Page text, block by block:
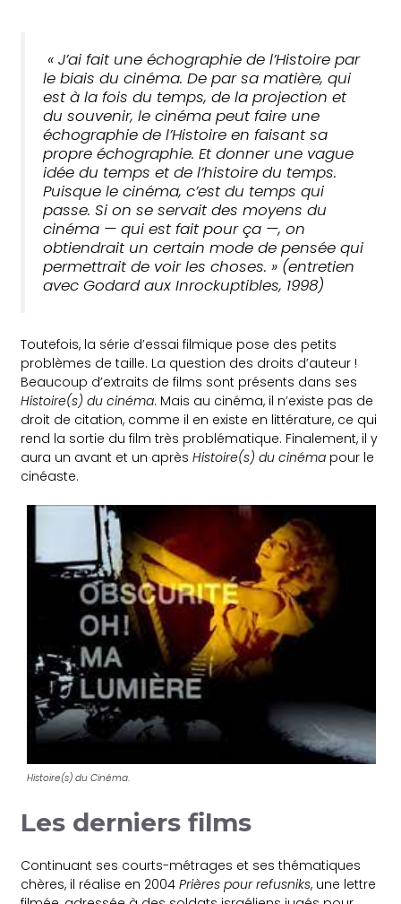
« J’ai fait une échographie de l’Histoire par
le biais du cinéma. De par sa matière, qui
est à la fois du temps, de la projection et
du souvenir, le cinéma peut faire une
échographie de l’Histoire en faisant sa
propre échographie. Et donner une vague
idée du temps et de l’histoire du temps.
Puisque le cinéma, c’est du temps qui
passe. Si on se servait des moyens du
cinéma — qui est fait pour ça —, on
obtiendrait un certain mode de pensée qui
permettrait de voir les choses. » (entretien
avec Godard aux Inrockuptibles, 1998)
Toutefois, la série d’essai filmique pose des petits
problèmes de taille. La question des droits d’auteur !
Beaucoup d’extraits de films sont présents dans ses
Histoire(s) du cinéma. Mais au cinéma, il n’existe pas de
droit de citation, comme il en existe en littérature, ce qui
rend la sortie du film très problématique. Finalement, il y
aura un avant et un après Histoire(s) du cinéma pour le
cinéaste.
Histoire(s) du Cinéma.
Les derniers films
Continuant ses courts-métrages et ses thématiques
chères, il réalise en 2004Prières pour refusniks, une lettre